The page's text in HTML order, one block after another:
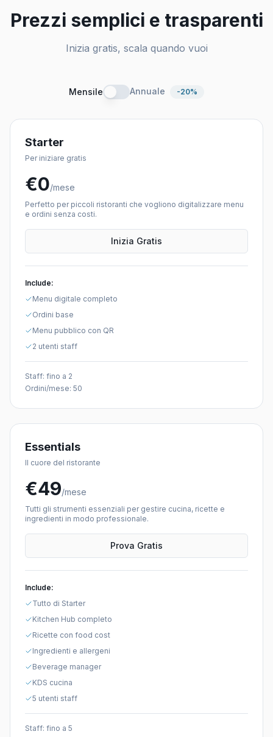
Prezzi semplici e trasparenti
Inizia gratis, scala quando vuoi
Mensile Annuale -20%
Starter
Per iniziare gratis
€0/mese
Perfetto per piccoli ristoranti che vogliono digitalizzare menu
e ordini senza costi.
Inizia Gratis
Include:
Menu digitale completo
Ordini base
Menu pubblico con QR
2 utenti staff
Staff: fino a 2
Ordini/mese: 50
Essentials
Il cuore del ristorante
€49/mese
Tutti gli strumenti essenziali per gestire cucina, ricette e
ingredienti in modo professionale.
Prova Gratis
Include:
Tutto di Starter
Kitchen Hub completo
Ricette con food cost
Ingredienti e allergeni
Beverage manager
KDS cucina
5 utenti staff
Staff: fino a 5